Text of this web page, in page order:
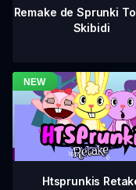
Remake de Sprunki
Skibidi
Htsprunkis